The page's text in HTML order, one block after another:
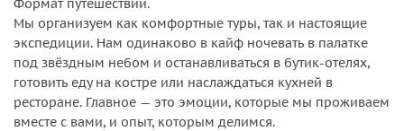
Формат путешествий.
Мы организуем как комфортные туры, так и настоящие
экспедиции. Нам одинаково в кайф ночевать в палатке
под звёздным небом и останавливаться в бутик-отелях,
готовить еду на костре или наслаждаться кухней в
ресторане. Главное — это эмоции, которые мы проживаем
вместе с вами, и опыт, которым делимся.